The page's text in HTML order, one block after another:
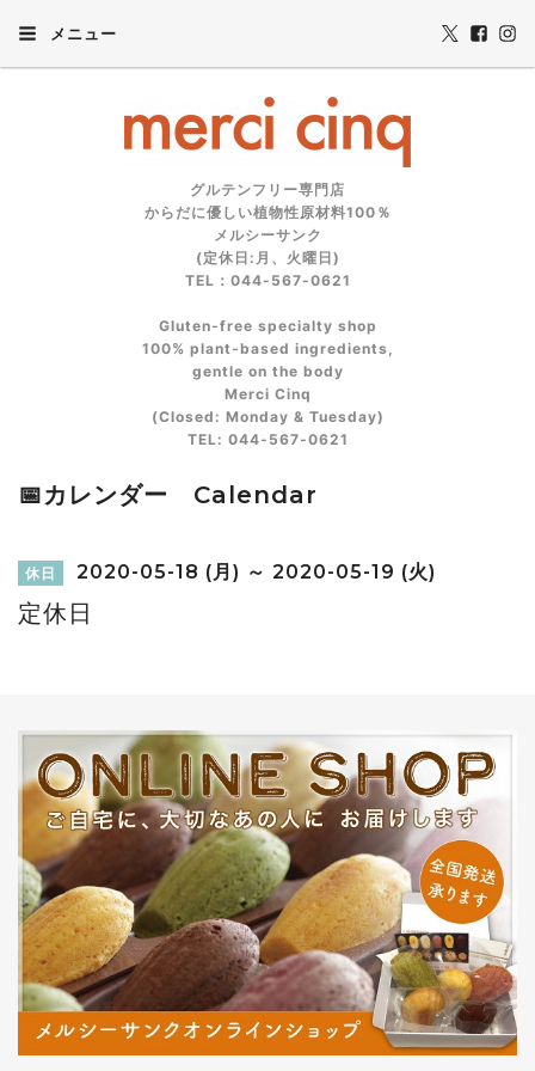
メニュー
グルテンフリー専門店
からだに優しい植物性原材料100％
メルシーサンク
(定休日:月、火曜日)
TEL：044-567-0621
Gluten‑free specialty shop
100% plant‑based ingredients,
gentle on the body
Merci Cinq
(Closed: Monday & Tuesday)
TEL: 044‑567‑0621
📅カレンダー Calendar
休日 2020-05-18 (月) ～ 2020-05-19 (火)
定休日